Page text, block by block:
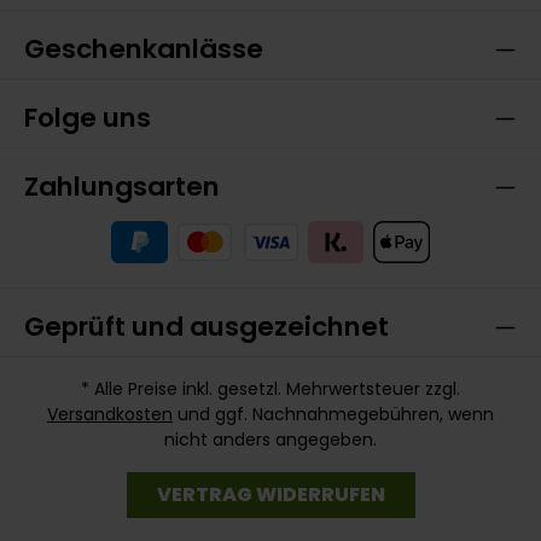
Geschenkanlässe
Folge uns
Zahlungsarten
Geprüft und ausgezeichnet
* Alle Preise inkl. gesetzl. Mehrwertsteuer zzgl.
Versandkosten und ggf. Nachnahmegebühren, wenn
nicht anders angegeben.
VERTRAG WIDERRUFEN